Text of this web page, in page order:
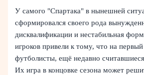
У самого "Спартака" в нынешней
сформировался своего рода
дисквалификации и нестабильная
игроков привели к тому, что на
футболисты, ещё недавно
Их игра в концовке сезона может